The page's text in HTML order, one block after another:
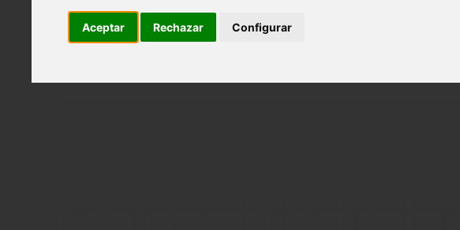
Aceptar Rechazar Configurar